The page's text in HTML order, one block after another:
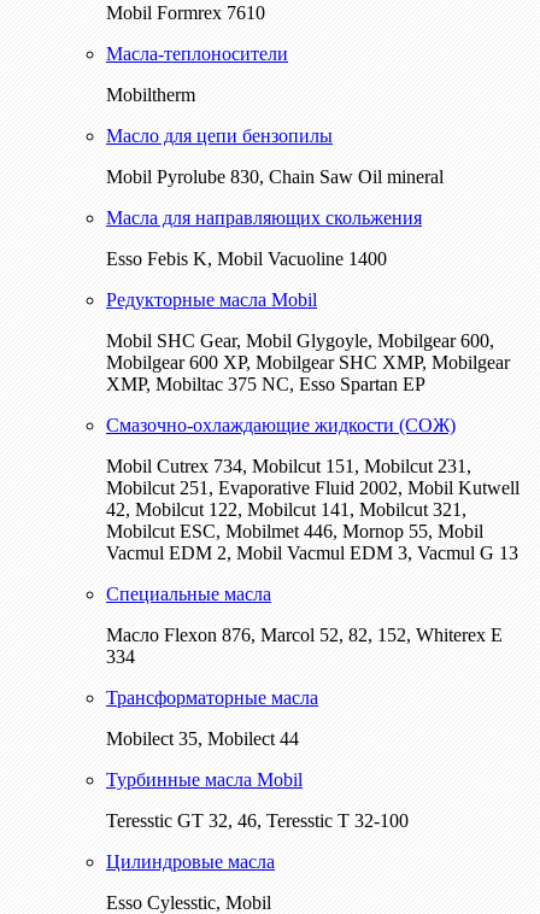
Mobil Formrex 7610
Масла-теплоносители
Mobiltherm
Масло для цепи бензопилы
Mobil Pyrolube 830, Chain Saw Oil mineral
Масла для направляющих скольжения
Esso Febis K, Mobil Vacuoline 1400
Редукторные масла Mobil
Mobil SHC Gear, Mobil Glygoyle, Mobilgear 600,
Mobilgear 600 XP, Mobilgear SHC XMP, Mobilgear
XМP, Mobiltac 375 NC, Esso Spartan EP
Смазочно-охлаждающие жидкости (СОЖ)
Mobil Cutrex 734, Mobilcut 151, Mobilcut 231,
Mobilcut 251, Evaporative Fluid 2002, Mobil Kutwell
42, Mobilcut 122, Mobilcut 141, Mobilcut 321,
Mobilcut ESC, Mobilmet 446, Mornop 55, Mobil
Vacmul EDM 2, Mobil Vacmul EDM 3, Vacmul G 13
Специальные масла
Масло Flexon 876, Marcol 52, 82, 152, Whiterex E
334
Трансформаторные масла
Mobilect 35, Mobilect 44
Турбинные масла Mobil
Teresstic GT 32, 46, Teresstic T 32-100
Цилиндровые масла
Esso Cylesstic, Mobil